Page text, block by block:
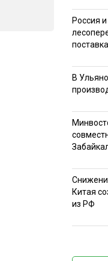
Россия
В
Китая
из РФ